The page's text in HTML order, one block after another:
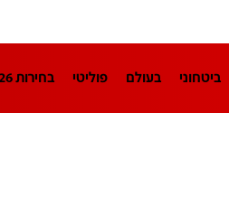
ביטחוני בעולם פוליטי בחירות 2026